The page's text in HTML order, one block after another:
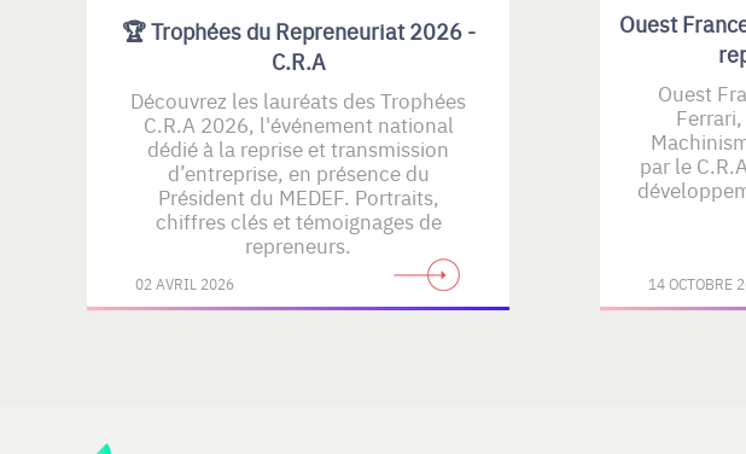
🏆 Trophées du Repreneuriat 2026 -
C.R.A
Découvrez les lauréats des Trophées
C.R.A 2026, l'événement national
dédié à la reprise et transmission
d’entreprise, en présence du
Président du MEDEF. Portraits,
chiffres clés et témoignages de
repreneurs.
02 AVRIL 2026
Ouest
Ouest
par le
14 OCTOBRE